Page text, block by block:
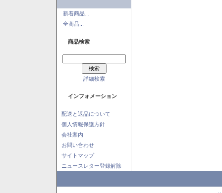
新着商品...
全商品...
商品検索
詳細検索
インフォメーション
配送と返品について
個人情報保護方針
会社案内
お問い合わせ
サイトマップ
ニュースレター登録解除